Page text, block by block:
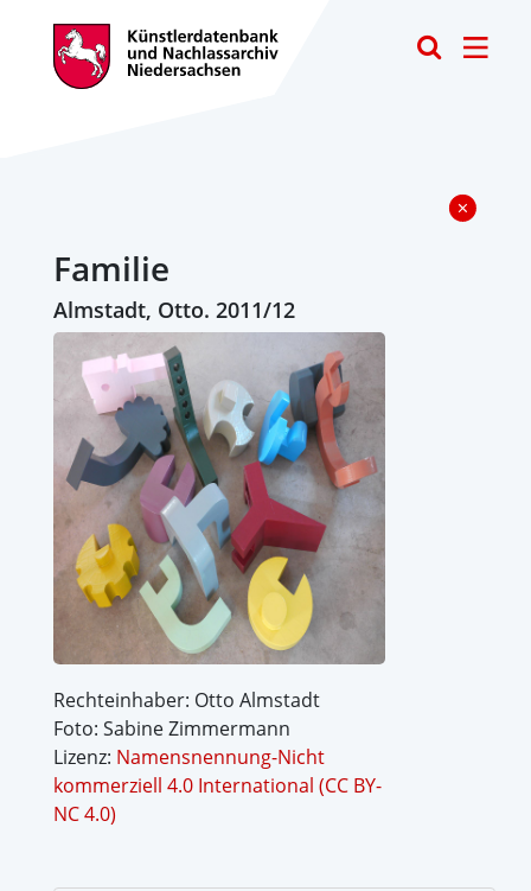
Familie
Almstadt, Otto. 2011/12
Rechteinhaber: Otto Almstadt
Foto: Sabine Zimmermann
Lizenz: Namensnennung-Nicht
kommerziell 4.0 International (CC BY-
NC 4.0)